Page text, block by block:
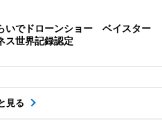
いでドローンショー ベイスター
ス世界記録認定
見る